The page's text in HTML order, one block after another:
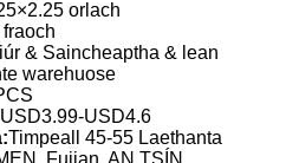
orlach
& Saincheaptha & lean
warehuose
USD3.99-USD4.6
Timpeall 45-55 Laethanta
Fujian, AN TSÍN